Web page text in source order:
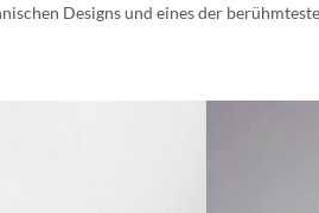
Designs und eines der